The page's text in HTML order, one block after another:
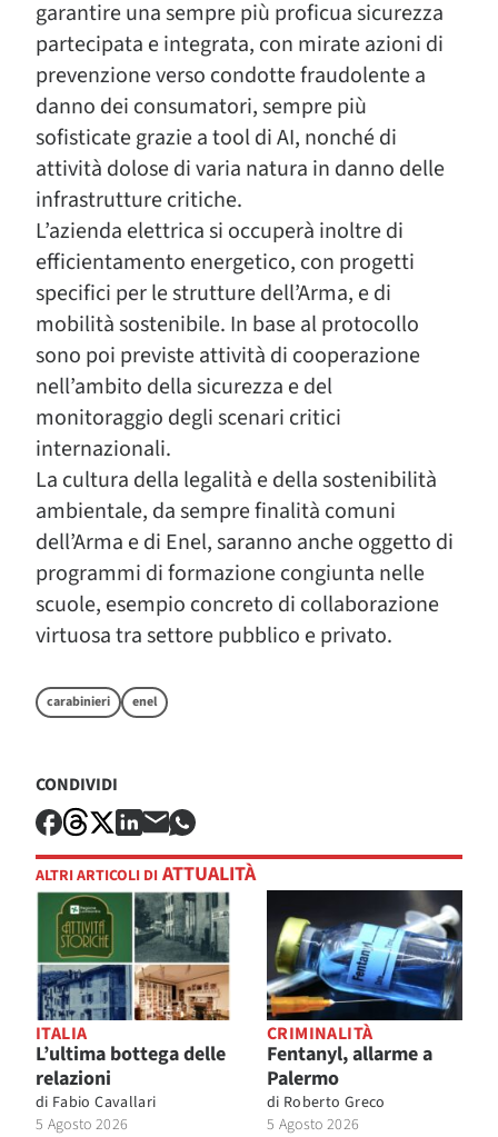
garantire una sempre più proficua sicurezza
partecipata e integrata, con mirate azioni di
prevenzione verso condotte fraudolente a
danno dei consumatori, sempre più
sofisticate grazie a tool di AI, nonché di
attività dolose di varia natura in danno delle
infrastrutture critiche.
L’azienda elettrica si occuperà inoltre di
efficientamento energetico, con progetti
specifici per le strutture dell’Arma, e di
mobilità sostenibile. In base al protocollo
sono poi previste attività di cooperazione
nell’ambito della sicurezza e del
monitoraggio degli scenari critici
internazionali.
La cultura della legalità e della sostenibilità
ambientale, da sempre finalità comuni
dell’Arma e di Enel, saranno anche oggetto di
programmi di formazione congiunta nelle
scuole, esempio concreto di collaborazione
virtuosa tra settore pubblico e privato.
carabinieri enel
CONDIVIDI
ALTRI ARTICOLI DI ATTUALITÀ
ITALIA
L’ultima bottega delle
relazioni
di Fabio Cavallari
5 Agosto 2026
CRIMINALITÀ
Fentanyl, allarme a
Palermo
di Roberto Greco
5 Agosto 2026